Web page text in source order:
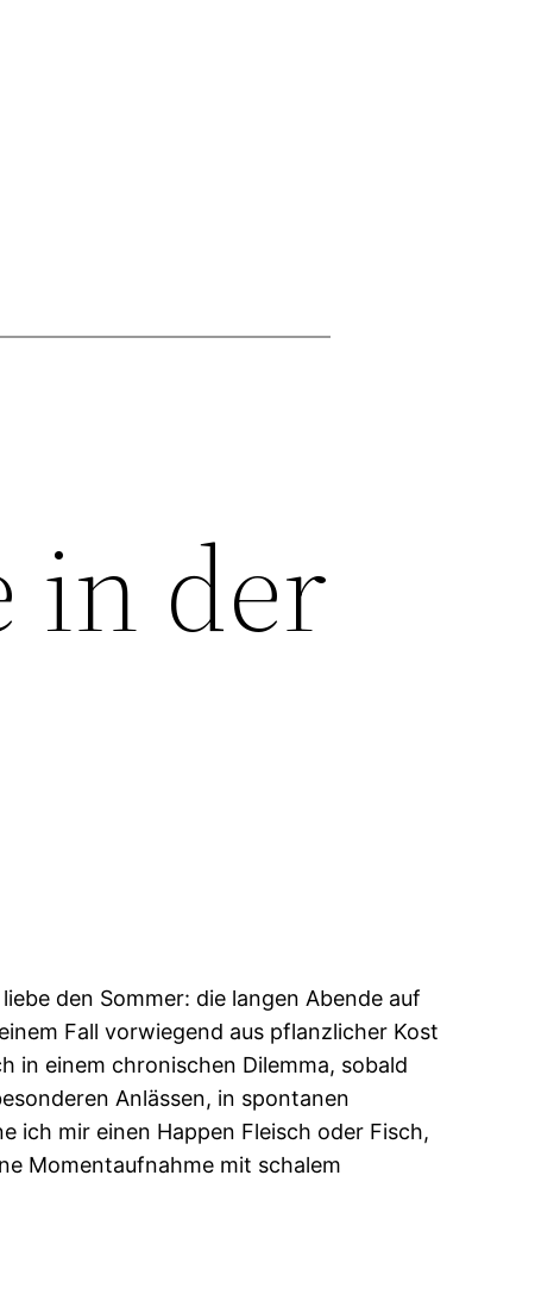
in der
den Sommer: die langen Abende auf
Fall vorwiegend aus pflanzlicher Kost
in einem chronischen Dilemma, sobald
Anlässen, in spontanen
ich mir einen Happen Fleisch oder Fisch,
Momentaufnahme mit schalem